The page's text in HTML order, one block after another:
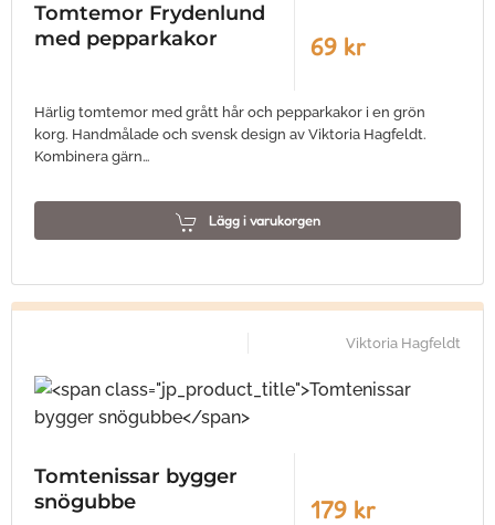
Tomtemor Frydenlund
med pepparkakor
69 kr
Härlig tomtemor med grått hår och pepparkakor i en grön
korg. Handmålade och svensk design av Viktoria Hagfeldt.
Kombinera gärn…
Lägg i varukorgen
Viktoria Hagfeldt
Tomtenissar bygger
snögubbe
179 kr